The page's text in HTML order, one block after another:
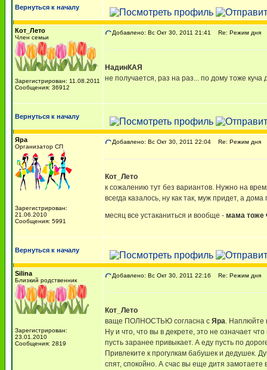
Вернуться к началу
Кот_Лето
Член семьи
Зарегистрирован: 11.08.2011
Сообщения: 36912
Добавлено: Вс Окт 30, 2011 21:41 Re: Режим дня
НадинКАЯ
не получается, раз на раз... по дому тоже
Вернуться к началу
Яра
Организатор СП
Зарегистрирован:
21.06.2010
Сообщения: 5991
Добавлено: Вс Окт 30, 2011 22:04 Re: Режим дня
Кот_Лето
к сожалению тут без вариантов. Нужно на
всегда казалось, ну как так, муж придет, а
месяц все устаканиться и вообще - мама тоже
Вернуться к началу
Silina
Близкий родственник
Зарегистрирован:
23.01.2010
Сообщения: 2819
Добавлено: Вс Окт 30, 2011 22:16 Re: Режим дня
Кот_Лето
ваще ПОЛНОСТЬЮ согласна с Яра. Наплюйте
Ну и что, что вы в декрете, это не означает
пусть заранее привыкает. А еду пусть по
Привлеките к прогулкам бабушек и дедушек.
спят, спокойно. А счас вы еще дитя замотаете